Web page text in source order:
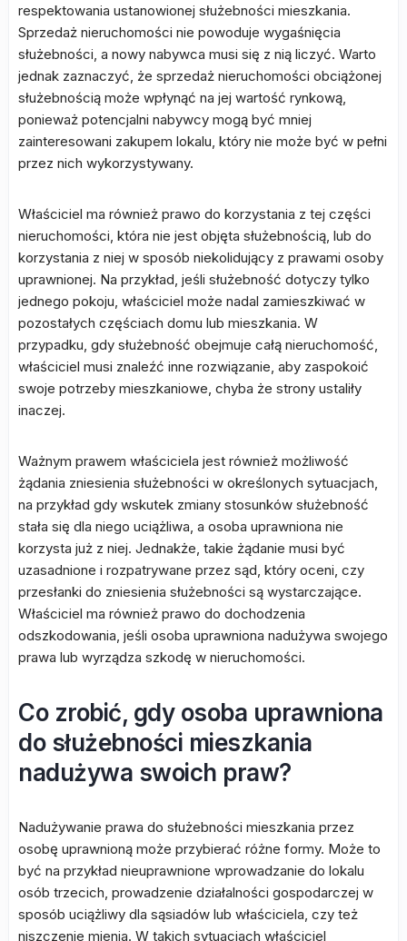
respektowania ustanowionej służebności mieszkania.
Sprzedaż nieruchomości nie powoduje wygaśnięcia
służebności, a nowy nabywca musi się z nią liczyć. Warto
jednak zaznaczyć, że sprzedaż nieruchomości obciążonej
służebnością może wpłynąć na jej wartość rynkową,
ponieważ potencjalni nabywcy mogą być mniej
zainteresowani zakupem lokalu, który nie może być w pełni
przez nich wykorzystywany.
Właściciel ma również prawo do korzystania z tej części
nieruchomości, która nie jest objęta służebnością, lub do
korzystania z niej w sposób niekolidujący z prawami osoby
uprawnionej. Na przykład, jeśli służebność dotyczy tylko
jednego pokoju, właściciel może nadal zamieszkiwać w
pozostałych częściach domu lub mieszkania. W
przypadku, gdy służebność obejmuje całą nieruchomość,
właściciel musi znaleźć inne rozwiązanie, aby zaspokoić
swoje potrzeby mieszkaniowe, chyba że strony ustaliły
inaczej.
Ważnym prawem właściciela jest również możliwość
żądania zniesienia służebności w określonych sytuacjach,
na przykład gdy wskutek zmiany stosunków służebność
stała się dla niego uciążliwa, a osoba uprawniona nie
korzysta już z niej. Jednakże, takie żądanie musi być
uzasadnione i rozpatrywane przez sąd, który oceni, czy
przesłanki do zniesienia służebności są wystarczające.
Właściciel ma również prawo do dochodzenia
odszkodowania, jeśli osoba uprawniona nadużywa swojego
prawa lub wyrządza szkodę w nieruchomości.
Co zrobić, gdy osoba uprawniona
do służebności mieszkania
nadużywa swoich praw?
Nadużywanie prawa do służebności mieszkania przez
osobę uprawnioną może przybierać różne formy. Może to
być na przykład nieuprawnione wprowadzanie do lokalu
osób trzecich, prowadzenie działalności gospodarczej w
sposób uciążliwy dla sąsiadów lub właściciela, czy też
niszczenie mienia. W takich sytuacjach właściciel